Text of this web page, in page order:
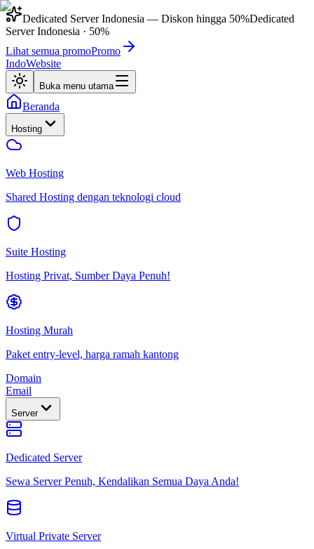
Dedicated Server Indonesia — Diskon hingga 50%Dedicated
Server Indonesia · 50%
Lihat semua promoPromo
IndoWebsite
Buka menu utama
Beranda
Hosting
Web Hosting
Shared Hosting dengan teknologi cloud
Suite Hosting
Hosting Privat, Sumber Daya Penuh!
Hosting Murah
Paket entry-level, harga ramah kantong
Domain
Email
Server
Dedicated Server
Sewa Server Penuh, Kendalikan Semua Daya Anda!
Virtual Private Server